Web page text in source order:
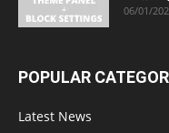
06/01/
POPULAR
Latest News